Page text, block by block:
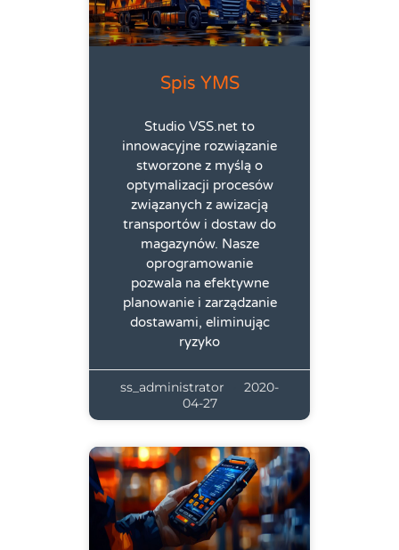
Spis YMS
Studio VSS.net to
innowacyjne rozwiązanie
stworzone z myślą o
optymalizacji procesów
związanych z awizacją
transportów i dostaw do
magazynów. Nasze
oprogramowanie
pozwala na efektywne
planowanie i zarządzanie
dostawami, eliminując
ryzyko
ss_administrator
2020-
04-27